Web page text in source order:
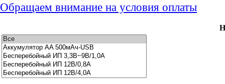
Обращаем внимание на условия оплаты